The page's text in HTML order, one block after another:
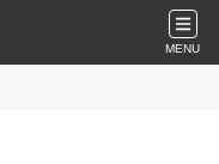
MENU